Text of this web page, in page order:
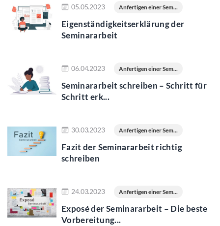
05.05.2023 Anfertigen einer Sem...
Eigenständigkeitserklärung der
Seminararbeit
06.04.2023 Anfertigen einer Sem...
Seminararbeit schreiben – Schritt für
Schritt erk...
30.03.2023 Anfertigen einer Sem...
Fazit der Seminararbeit richtig
schreiben
24.03.2023 Anfertigen einer Sem...
Exposé der Seminararbeit – Die beste
Vorbereitung...